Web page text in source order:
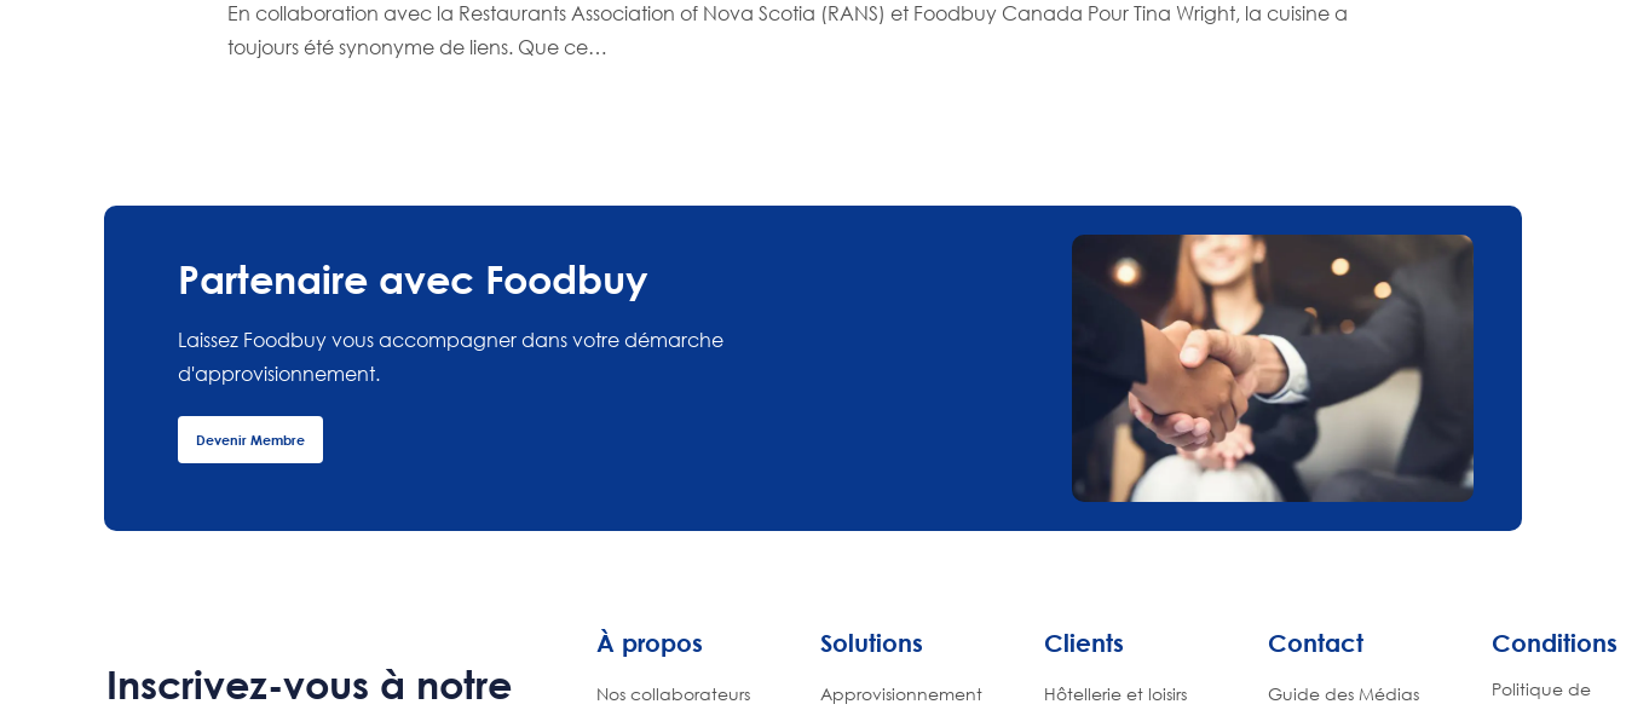
En collaboration avec la Restaurants Association of Nova Scotia (RANS) et Foodbuy Canada Pour Tina Wright, la cuisine a
toujours été synonyme de liens. Que ce…
Partenaire avec Foodbuy
Laissez Foodbuy vous accompagner dans votre démarche
d'approvisionnement.
Devenir Membre
Inscrivez-vous à notre
À propos
Nos collaborateurs
Solutions
Approvisionnement
Clients
Hôtellerie et loisirs
Contact
Guide des Médias
Conditions
Politique de